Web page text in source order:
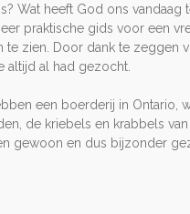
Wat heeft God ons vandaag
praktische gids voor een
te zien. Door dank te zeggen
altijd al had gezocht.
een boerderij in Ontario,
de kriebels en krabbels
gewoon en dus bijzonder